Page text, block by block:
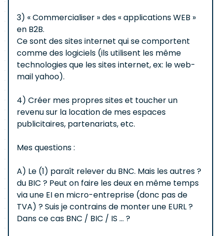
3) « Commercialiser » des « applications WEB »
en B2B.
Ce sont des sites internet qui se comportent
comme des logiciels (ils utilisent les même
technologies que les sites internet, ex: le web-
mail yahoo).
4) Créer mes propres sites et toucher un
revenu sur la location de mes espaces
publicitaires, partenariats, etc.
Mes questions :
A) Le (1) paraît relever du BNC. Mais les autres ?
du BIC ? Peut on faire les deux en même temps
via une EI en micro-entreprise (donc pas de
TVA) ? Suis je contrains de monter une EURL ?
Dans ce cas BNC / BIC / IS ... ?